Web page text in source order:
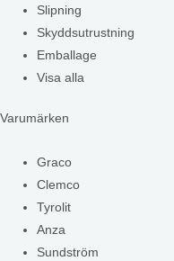
Slipning
Skyddsutrustning
Emballage
Visa alla
Varumärken
Graco
Clemco
Tyrolit
Anza
Sundström